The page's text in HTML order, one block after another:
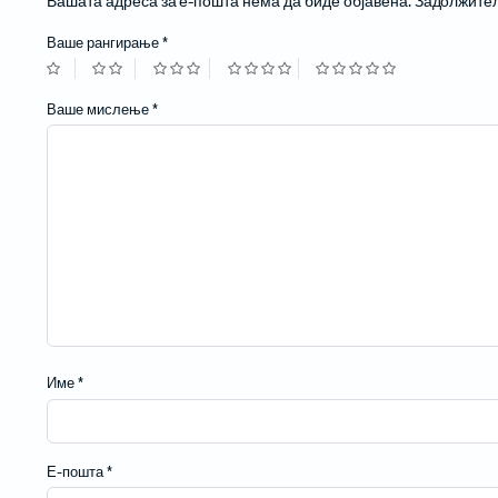
Ваше рангирање *
Ваше мислење *
Име *
Е-пошта *